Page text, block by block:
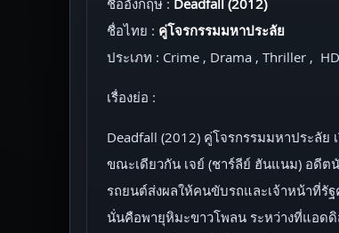
ชื่อไทย : คู่โจรกรรมมหาประลัย
ประเภท : Crime , Drama , Thriller ,
เรื่องย่อ :
Deadfall (2012) คู่โจรกรรมมหาประลัย
ขณะเดียวกัน เจย์ (ชาร์ลีย์ ฮันแนม) อดีต
รถยนต์ส่งผลให้คนขับรถและเจ้าหน้าที่
นั่นคือพายุหิมะขาวโพลน ระหว่างที่แอดดิ